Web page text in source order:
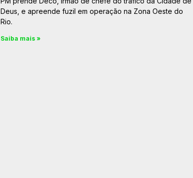
Deus, e apreende fuzil em operação na Zona Oeste do
Rio.
Saiba mais »